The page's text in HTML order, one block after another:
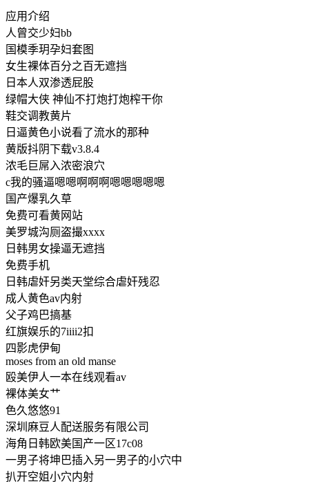
应用介绍
人曾交少妇bb
国模季玥孕妇套图
女生裸体百分之百无遮挡
日本人双渗透屁股
绿帽大侠 神仙不打炮打炮榨干你
鞋交调教黄片
日逼黄色小说看了流水的那种
黄版抖阴下载v3.8.4
浓毛巨屌入浓密浪穴
c我的骚逼嗯嗯啊啊啊嗯嗯嗯嗯嗯
国产爆乳久草
免费可看黄网站
美罗城沟厕盗撮xxxx
日韩男女操逼无遮挡
免费手机
日韩虐奸另类天堂综合虐奸残忍
成人黄色av内射
父子鸡巴搞基
红旗娱乐的7iiii2扣
四影虎伊甸
moses from an old manse
殴美伊人一本在线观看av
裸体美女艹
色久悠悠91
深圳麻豆人配送服务有限公司
海角日韩欧美国产一区17c08
一男子将坤巴插入另一男子的小穴中
扒开空姐小穴内射